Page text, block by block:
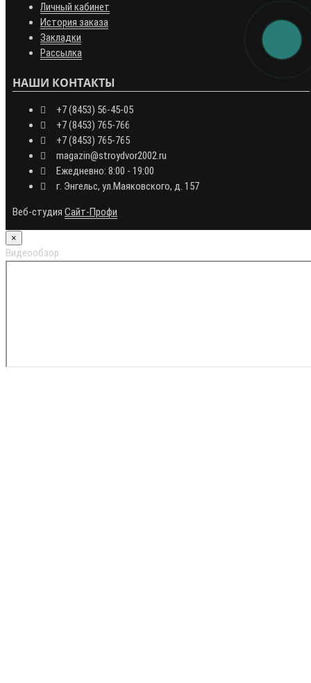
Личный кабинет
История заказа
Закладки
Рассылка
НАШИ КОНТАКТЫ
+7 (8453) 56-45-05
+7 (8453) 765-766
+7 (8453) 765-765
magazin@stroydvor2002.ru
Ежедневно: 8:00 - 19:00
г. Энгельс, ул.Маяковского, д. 157
Веб-студия Сайт-Профи
×
Видеообзор